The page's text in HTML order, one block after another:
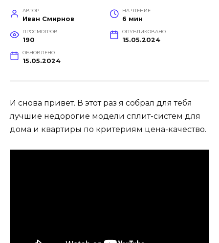
АВТОР
Иван Смирнов
НА ЧТЕНИЕ
6 мин
ПРОСМОТРОВ
190
ОПУБЛИКОВАНО
15.05.2024
ОБНОВЛЕНО
15.05.2024
И снова привет. В этот раз я собрал для тебя
лучшие недорогие модели сплит-систем для
дома и квартиры по критериям цена-качество.